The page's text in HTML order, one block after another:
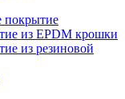
покрытие
из EPDM крошки
из резиновой